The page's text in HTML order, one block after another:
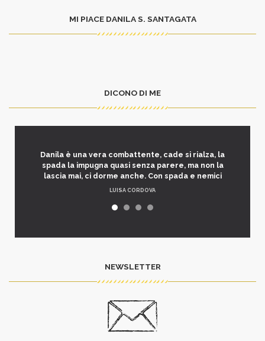
MI PIACE DANILA S. SANTAGATA
DICONO DI ME
Danila è una vera combattente, cade si rialza, la
spada la impugna quasi senza parere, ma non la
lascia mai, ci dorme anche. Con spada e nemici
LUISA CORDOVA
NEWSLETTER